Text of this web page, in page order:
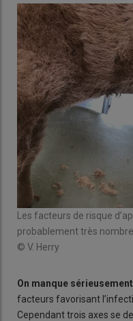
Les facteurs de risque
probablement très
© V. Herry
On manque
facteurs favorisant
Cependant trois axes se